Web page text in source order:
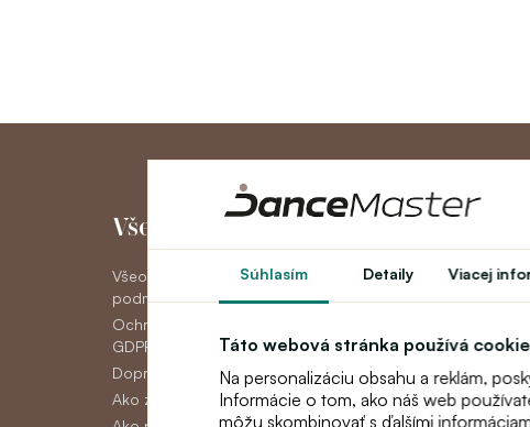
Súhlasím Detaily Viacej
Táto webová stránka používá
Na personalizáciu obsahu a reklám,
Informácie o tom, ako náš web
môžu skombinovať s ďalšími
Všetko o nákupe
Všeobecné obchodné
podmienky
Ochrana osobných údajov
GDPR
Doprava
Ako zaplatiť
Môj účet
História objednávok